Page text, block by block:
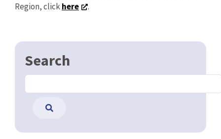
Region, clickhere .
Search